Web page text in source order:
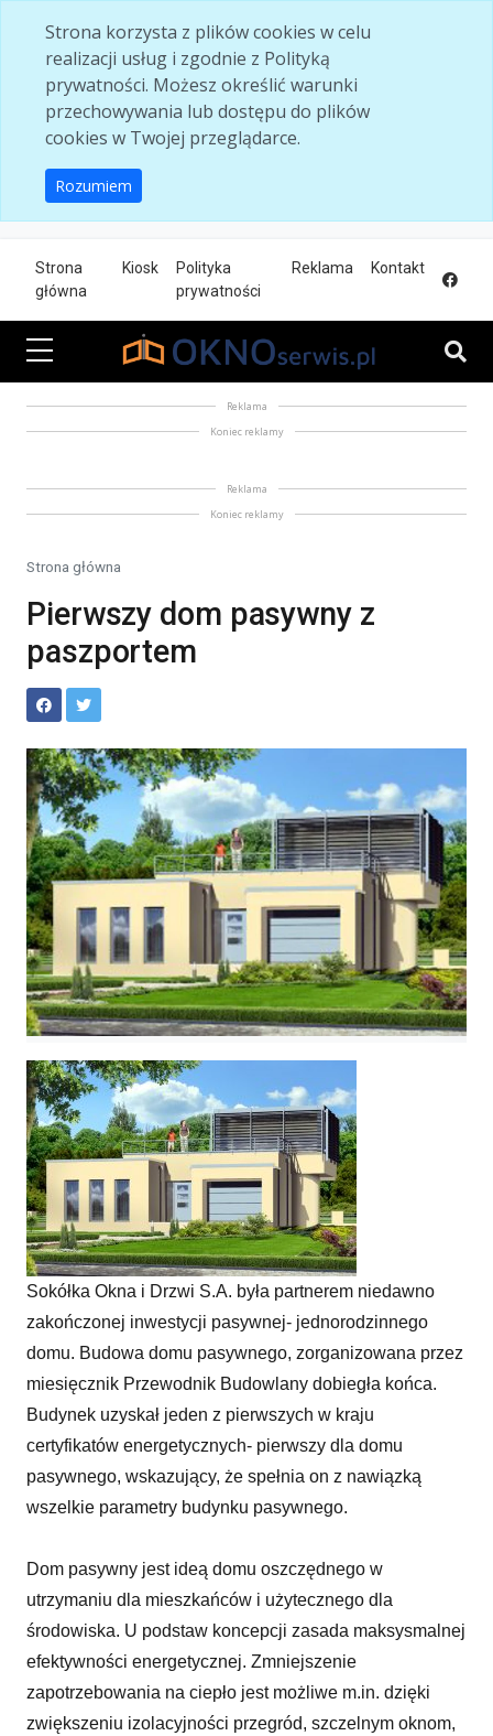
Strona korzysta z plików cookies w celu
realizacji usług i zgodnie z Polityką
prywatności. Możesz określić warunki
przechowywania lub dostępu do plików
cookies w Twojej przeglądarce.
Rozumiem
Strona
główna
Kiosk
Polityka
prywatności
Reklama Kontakt
Reklama
Koniec reklamy
Reklama
Koniec reklamy
Strona główna
Pierwszy dom pasywny z
paszportem
Sokółka Okna i Drzwi S.A. była partnerem niedawno
zakończonej inwestycji pasywnej- jednorodzinnego
domu. Budowa domu pasywnego, zorganizowana przez
miesięcznik Przewodnik Budowlany dobiegła końca.
Budynek uzyskał jeden z pierwszych w kraju
certyfikatów energetycznych- pierwszy dla domu
pasywnego, wskazujący, że spełnia on z nawiązką
wszelkie parametry budynku pasywnego.
Dom pasywny jest ideą domu oszczędnego w
utrzymaniu dla mieszkańców i użytecznego dla
środowiska. U podstaw koncepcji zasada maksysmalnej
efektywności energetycznej. Zmniejszenie
zapotrzebowania na ciepło jest możliwe m.in. dzięki
zwiększeniu izolacyjności przegród, szczelnym oknom,